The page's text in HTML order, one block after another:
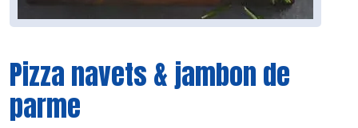
Pizza navets & jambon de
parme